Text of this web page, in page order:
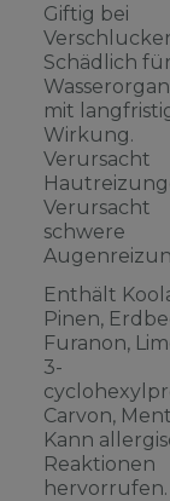
Giftig bei
Schädlich für
mit
Wirkung.
Verursacht
Verursacht
schwere
Enthält
Pinen,
Furanon,
3-
Carvon,
Kann
Reaktionen
hervorrufen.